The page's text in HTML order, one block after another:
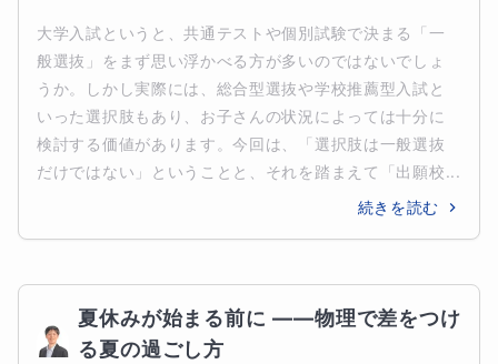
大学入試というと、共通テストや個別試験で決まる「一
般選抜」をまず思い浮かべる方が多いのではないでしょ
うか。しかし実際には、総合型選抜や学校推薦型入試と
いった選択肢もあり、お子さんの状況によっては十分に
検討する価値があります。今回は、「選択肢は一般選抜
だけではない」ということと、それを踏まえて「出願校...
続きを読む
夏休みが始まる前に ——物理で差をつけ
る夏の過ごし方